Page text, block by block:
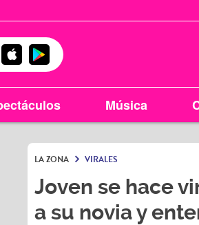
Música
LA ZONA VIRALES
Joven se hace
a su novia y